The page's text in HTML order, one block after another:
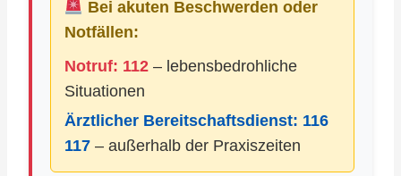
Bei akuten Beschwerden oder
Notfällen:
Notruf: 112 – lebensbedrohliche
Situationen
Ärztlicher Bereitschaftsdienst: 116
117 – außerhalb der Praxiszeiten